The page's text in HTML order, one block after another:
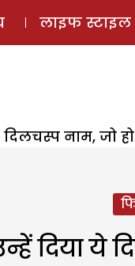
लाइफ स्टाइल
नाम, जो
दिया ये